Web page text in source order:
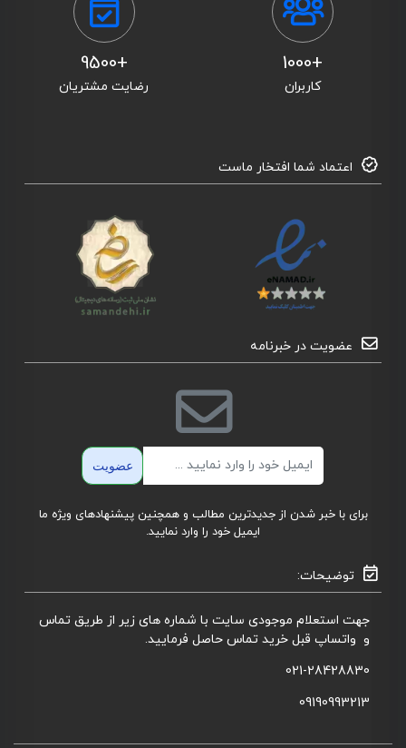
+1000
کاربران
+9500
رضایت مشتریان
اعتماد شما افتخار ماست
عضویت در خبرنامه
عضویت
برای با خبر شدن از جدیدترین مطالب و همچنین پیشنهادهای ویژه ما
ایمیل خود را وارد نمایید.
توضیحات:
جهت استعلام موجودی سایت با شماره های زیر از طریق تماس
و واتساپ قبل خرید تماس حاصل فرمایید.
021-28428830
09190993213